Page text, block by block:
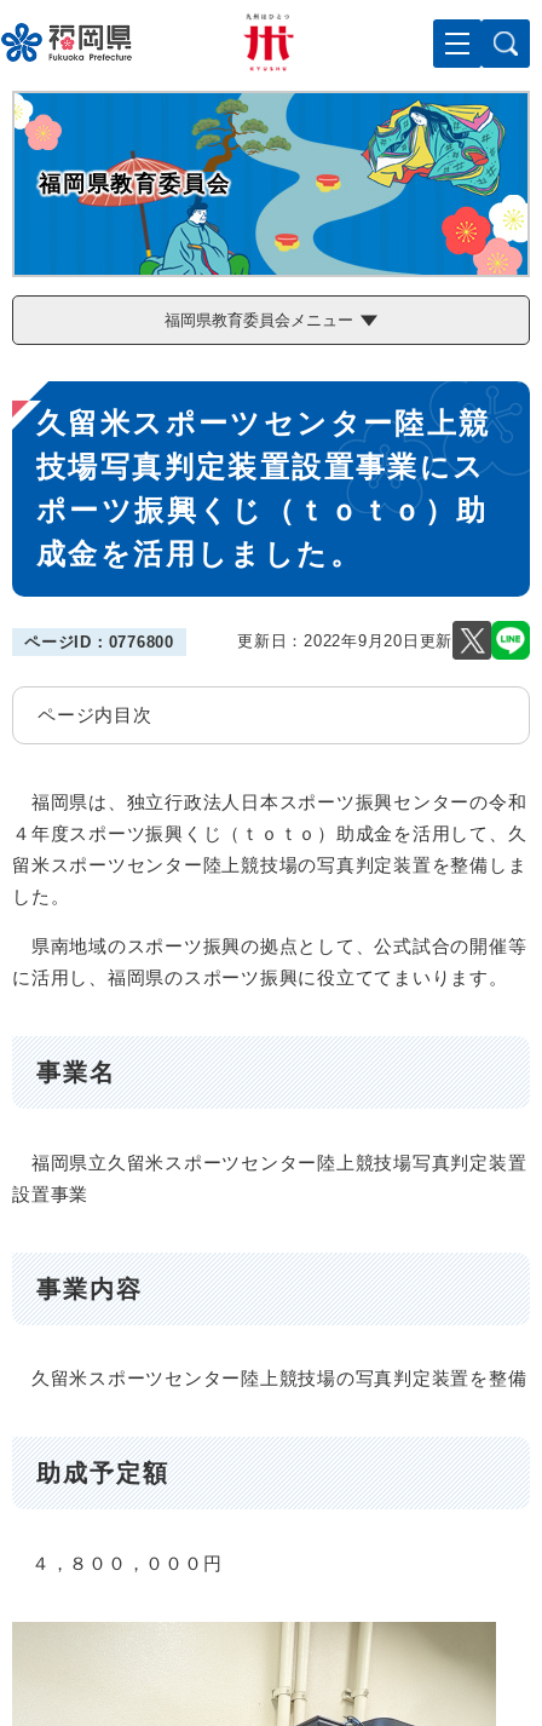
ー
ジ
の
先
メニューを飛ばして本文へ
福岡県教育委員会
福岡県教育委員会メニュー
本
文
久留米スポーツセンター陸上競
技場写真判定装置設置事業にス
ポーツ振興くじ（ｔｏｔｏ）助
成金を活用しました。
ページID：0776800 更新日：2022年9月20日更新
ページ内目次
福岡県は、独立行政法人日本スポーツ振興センターの令和
４年度スポーツ振興くじ（ｔｏｔｏ）助成金を活用して、久
留米スポーツセンター陸上競技場の写真判定装置を整備しま
した。
県南地域のスポーツ振興の拠点として、公式試合の開催等
に活用し、福岡県のスポーツ振興に役立ててまいります。
事業名
福岡県立久留米スポーツセンター陸上競技場写真判定装置
設置事業
事業内容
久留米スポーツセンター陸上競技場の写真判定装置を整備
助成予定額
４，８００，０００円